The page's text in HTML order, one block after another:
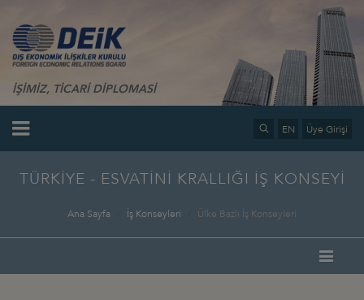
İŞİMİZ, TİCARİ DİPLOMASİ
EN Üye Girişi
TÜRKİYE - ESVATİNİ KRALLIĞI İŞ KONSEYİ
Ana Sayfa İş Konseyleri Ülke Bazlı İş Konseyleri